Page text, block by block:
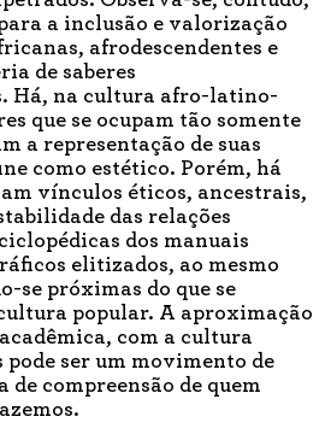
a inclusão e valorização
afrodescendentes e
de saberes
Há, na cultura afro-latino-
que se ocupam tão somente
a representação de suas
como estético. Porém, há
vínculos éticos, ancestrais,
das relações
dos manuais
elitizados, ao mesmo
se próximas do que se
popular. A aproximação
com a cultura
ser um movimento de
compreensão de quem